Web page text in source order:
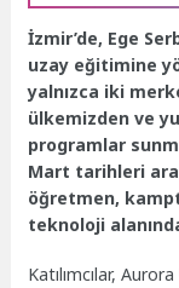
İzmir’de, Ege
uzay eğitimine
yalnızca iki
ülkemizden ve
programlar
Mart tarihleri
öğretmen,
teknoloji
Katılımcılar,